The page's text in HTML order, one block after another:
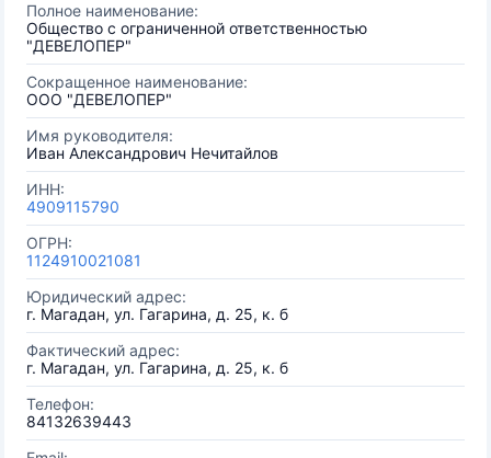
Полное наименование:
Общество с ограниченной ответственностью
"ДЕВЕЛОПЕР"
Сокращенное наименование:
ООО "ДЕВЕЛОПЕР"
Имя руководителя:
Иван Александрович Нечитайлов
ИНН:
4909115790
ОГРН:
1124910021081
Юридический адрес:
г. Магадан, ул. Гагарина, д. 25, к. б
Фактический адрес:
г. Магадан, ул. Гагарина, д. 25, к. б
Телефон:
84132639443